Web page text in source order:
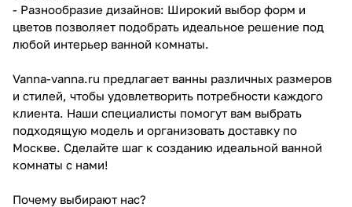
- Разнообразие дизайнов: Широкий выбор форм и
цветов позволяет подобрать идеальное решение под
любой интерьер ванной комнаты.
Vanna-vanna.ru предлагает ванны различных размеров
и стилей, чтобы удовлетворить потребности каждого
клиента. Наши специалисты помогут вам выбрать
подходящую модель и организовать доставку по
Москве. Сделайте шаг к созданию идеальной ванной
комнаты с нами!
Почему выбирают нас?